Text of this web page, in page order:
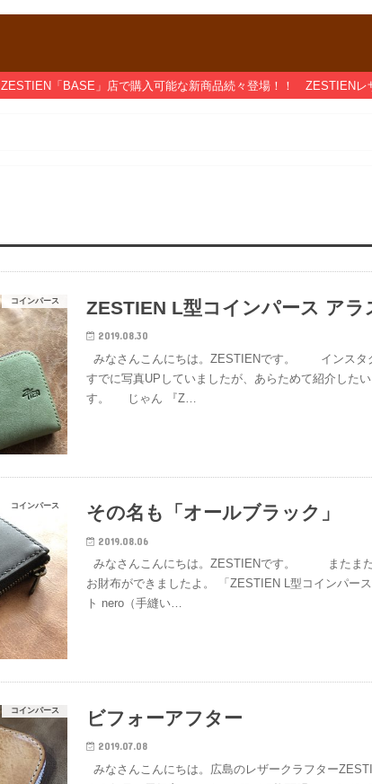
ZESTIEN「BASE」店で購入可能な新商品続々登場！！ ZESTIENレ
コインパース ZESTIEN L型コインパース アラ
2019.08.30
みなさんこんにちは。ZESTIENです。 インスタ
すでに写真UPしていましたが、あらためて紹介したい
す。 じゃん 『Z…
コインパース その名も「オールブラック」
2019.08.06
みなさんこんにちは。ZESTIENです。 またま
お財布ができましたよ。 「ZESTIEN L型コインパー
ト nero（手縫い…
コインパース ビフォーアフター
2019.07.08
みなさんこんにちは。広島のレザークラフター